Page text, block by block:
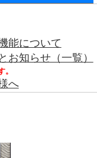
能について
知らせ（一覧）
へ